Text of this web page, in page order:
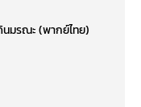
นมรณะ (พากย์ไทย)